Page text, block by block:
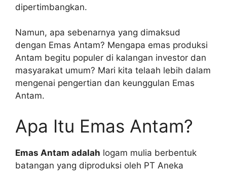
dipertimbangkan.
Namun, apa sebenarnya yang dimaksud
dengan Emas Antam? Mengapa emas produksi
Antam begitu populer di kalangan investor dan
masyarakat umum? Mari kita telaah lebih dalam
mengenai pengertian dan keunggulan Emas
Antam.
Apa Itu Emas Antam?
Emas Antam adalah logam mulia berbentuk
batangan yang diproduksi oleh PT Aneka